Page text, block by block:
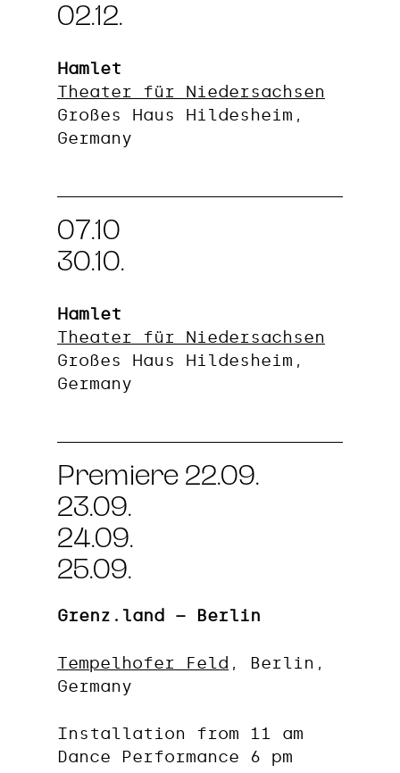
02.12.
Hamlet
Theater für Niedersachsen
Großes Haus Hildesheim,
Germany
07.10
30.10.
Hamlet
Theater für Niedersachsen
Großes Haus Hildesheim,
Germany
Premiere 22.09.
23.09.
24.09.
25.09.
Grenz.land – Berlin
Tempelhofer Feld , Berlin,
Germany
Installation from 11 am
Dance Performance 6 pm